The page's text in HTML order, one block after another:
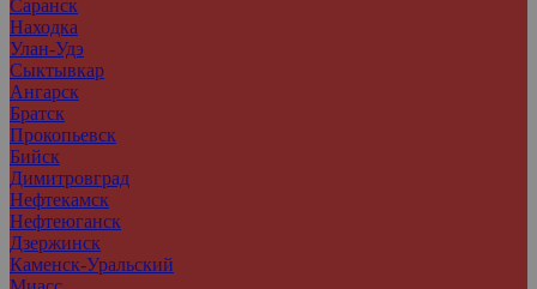
Саранск
Находка
Улан-Удэ
Сыктывкар
Ангарск
Братск
Прокопьевск
Бийск
Димитровград
Нефтекамск
Нефтеюганск
Дзержинск
Каменск-Уральский